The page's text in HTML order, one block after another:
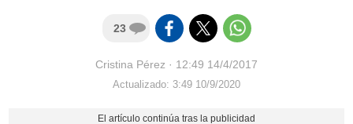
23
Cristina Pérez · 12:49 14/4/2017
Actualizado: 3:49 10/9/2020